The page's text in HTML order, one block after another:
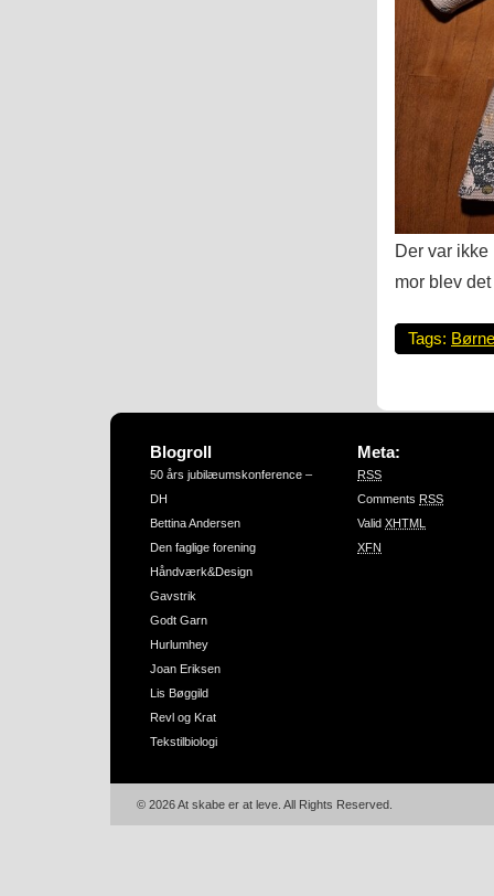
Der var
mor blev
Tags:
Blogroll
50 års jubilæumskonference –
DH
Bettina Andersen
Den faglige forening
Håndværk&Design
Gavstrik
Godt Garn
Hurlumhey
Joan Eriksen
Lis Bøggild
Revl og Krat
Tekstilbiologi
Meta:
RSS
Comments RSS
Valid XHTML
XFN
© 2026 At skabe er at leve. All Rights Reserved.